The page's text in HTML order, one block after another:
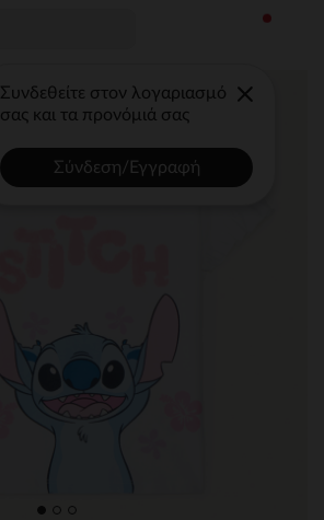
Συνδεθείτε στον λογαριασμό
σας και τα προνόμιά σας
Σύνδεση/Εγγραφή